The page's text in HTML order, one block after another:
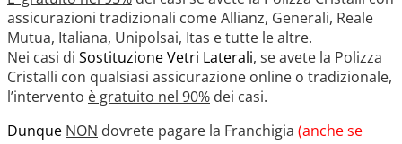
assicurazioni tradizionali come Allianz, Generali, Reale
Mutua, Italiana, Unipolsai, Itas e tutte le altre.
Nei casi di Sostituzione Vetri Laterali, se avete la Polizza
Cristalli con qualsiasi assicurazione online o tradizionale,
l’intervento è gratuito nel 90% dei casi.
Dunque NON dovrete pagare la Franchigia (anche se